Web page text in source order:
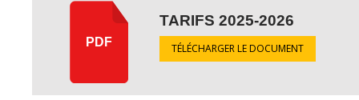
PDF
TARIFS 2025-2026
TÉLÉCHARGER LE DOCUMENT